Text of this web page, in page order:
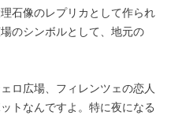
石像のレプリカとして作られ
のシンボルとして、地元の
ロ広場、フィレンツェの恋人
トなんですよ。特に夜になる